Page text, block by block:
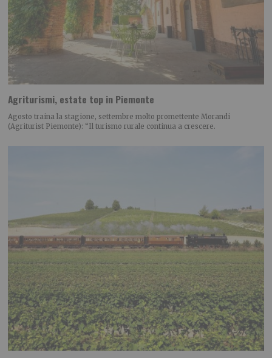
Agriturismi, estate top in Piemonte
Agosto traina la stagione, settembre molto promettente Morandi
(Agriturist Piemonte): “Il turismo rurale continua a crescere.